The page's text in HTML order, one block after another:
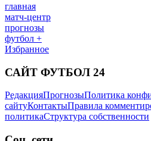
главная
матч-центр
прогнозы
футбол +
Избранное
САЙТ ФУТБОЛ 24
РедакцияПрогнозыПолитика
сайтуКонтактыПравила
политикаСтруктура собственности